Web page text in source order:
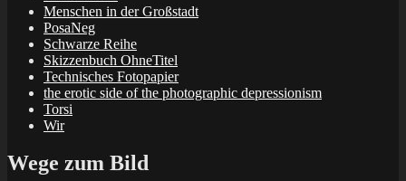
Menschen in der Großstadt
PosaNeg
Schwarze Reihe
Skizzenbuch OhneTitel
Technisches Fotopapier
the erotic side of the photographic depressionism
Torsi
Wir
Wege zum Bild